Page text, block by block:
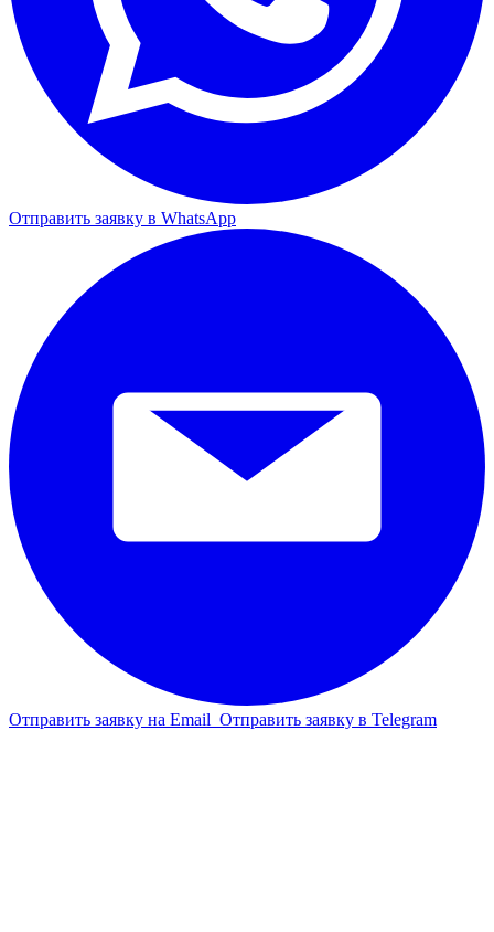
Отправить заявку в WhatsApp
Отправить заявку на Email Отправить заявку в Telegram